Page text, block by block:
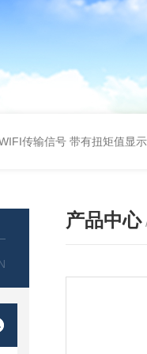
传输信号 带有扭矩值显
产品中心